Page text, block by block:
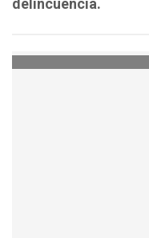
delincuencia.